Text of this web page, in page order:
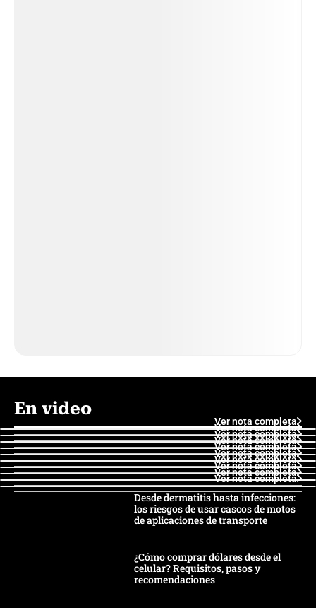
En video
Ver nota completa
Ver nota completa
Ver nota completa
Ver nota completa
Ver nota completa
Ver nota completa
Ver nota completa
Ver nota completa
Ver nota completa
Ver nota completa
Desde dermatitis hasta infecciones:
los riesgos de usar cascos de motos
de aplicaciones de transporte
¿Cómo comprar dólares desde el
celular? Requisitos, pasos y
recomendaciones